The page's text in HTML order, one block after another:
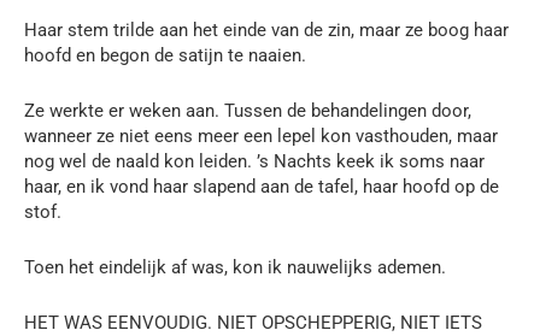
Haar stem trilde aan het einde van de zin, maar ze boog haar
hoofd en begon de satijn te naaien.
Ze werkte er weken aan. Tussen de behandelingen door,
wanneer ze niet eens meer een lepel kon vasthouden, maar
nog wel de naald kon leiden. ’s Nachts keek ik soms naar
haar, en ik vond haar slapend aan de tafel, haar hoofd op de
stof.
Toen het eindelijk af was, kon ik nauwelijks ademen.
HET WAS EENVOUDIG. NIET OPSCHEPPERIG, NIET IETS